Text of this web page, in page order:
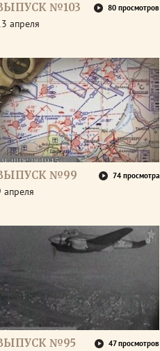
№103 80 просмотров
апреля
№99 74 просмотра
апреля
№95 47 просмотров